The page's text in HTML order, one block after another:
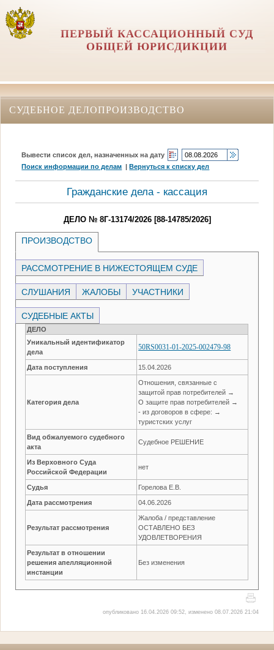
ПЕРВЫЙ КАССАЦИОННЫЙ СУД
ОБЩЕЙ ЮРИСДИКЦИИ
СУДЕБНОЕ ДЕЛОПРОИЗВОДСТВО
Вывести список дел, назначенных на дату
Поиск информации по делам |Вернуться к списку дел
Гражданские дела - кассация
ДЕЛО № 8Г-13174/2026 [88-14785/2026]
ПРОИЗВОДСТВО
РАССМОТРЕНИЕ В НИЖЕСТОЯЩЕМ СУДЕ
СЛУШАНИЯ ЖАЛОБЫ УЧАСТНИКИ
СУДЕБНЫЕ АКТЫ
ДЕЛО
Уникальный идентификатор
дела
50RS0031-01-2025-002479-98
Дата поступления 15.04.2026
Категория дела
Отношения, связанные с
защитой прав потребителей →
О защите прав потребителей →
- из договоров в сфере: →
туристских услуг
Вид обжалуемого судебного
акта
Судебное РЕШЕНИЕ
Из Верховного Суда
Российской Федерации
нет
Судья Горелова Е.В.
Дата рассмотрения 04.06.2026
Результат рассмотрения
Жалоба / представление
ОСТАВЛЕНО БЕЗ
УДОВЛЕТВОРЕНИЯ
Результат в отношении
решения апелляционной
инстанции
Без изменения
опубликовано 16.04.2026 09:52, изменено 08.07.2026 21:04